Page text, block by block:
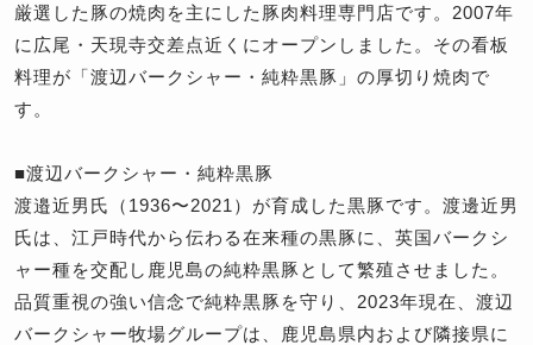
厳選した豚の焼肉を主にした豚肉料理専門店です。2007年
に広尾・天現寺交差点近くにオープンしました。その看板
料理が「渡辺バークシャー・純粋黒豚」の厚切り焼肉で
す。
■渡辺バークシャー・純粋黒豚
渡邉近男氏（1936〜2021）が育成した黒豚です。渡邊近男
氏は、江戸時代から伝わる在来種の黒豚に、英国バークシ
ャー種を交配し鹿児島の純粋黒豚として繁殖させました。
品質重視の強い信念で純粋黒豚を守り、2023年現在、渡辺
バークシャー牧場グループは、鹿児島県内および隣接県に